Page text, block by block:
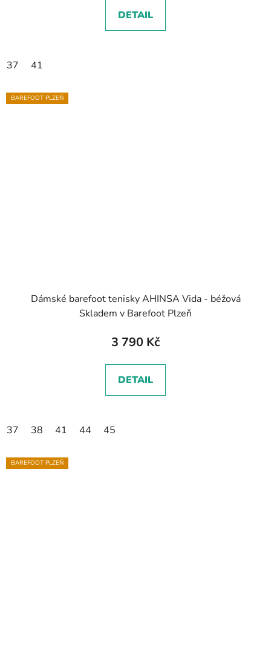
DETAIL
37 41
BAREFOOT PLZEŇ
Dámské barefoot tenisky AHINSA Vida - béžová
Skladem v Barefoot Plzeň
3 790 Kč
DETAIL
37 38 41 44 45
BAREFOOT PLZEŇ